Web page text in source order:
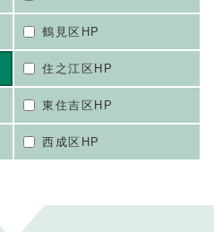
鶴見区HP
住之江区HP
東住吉区HP
西成区HP